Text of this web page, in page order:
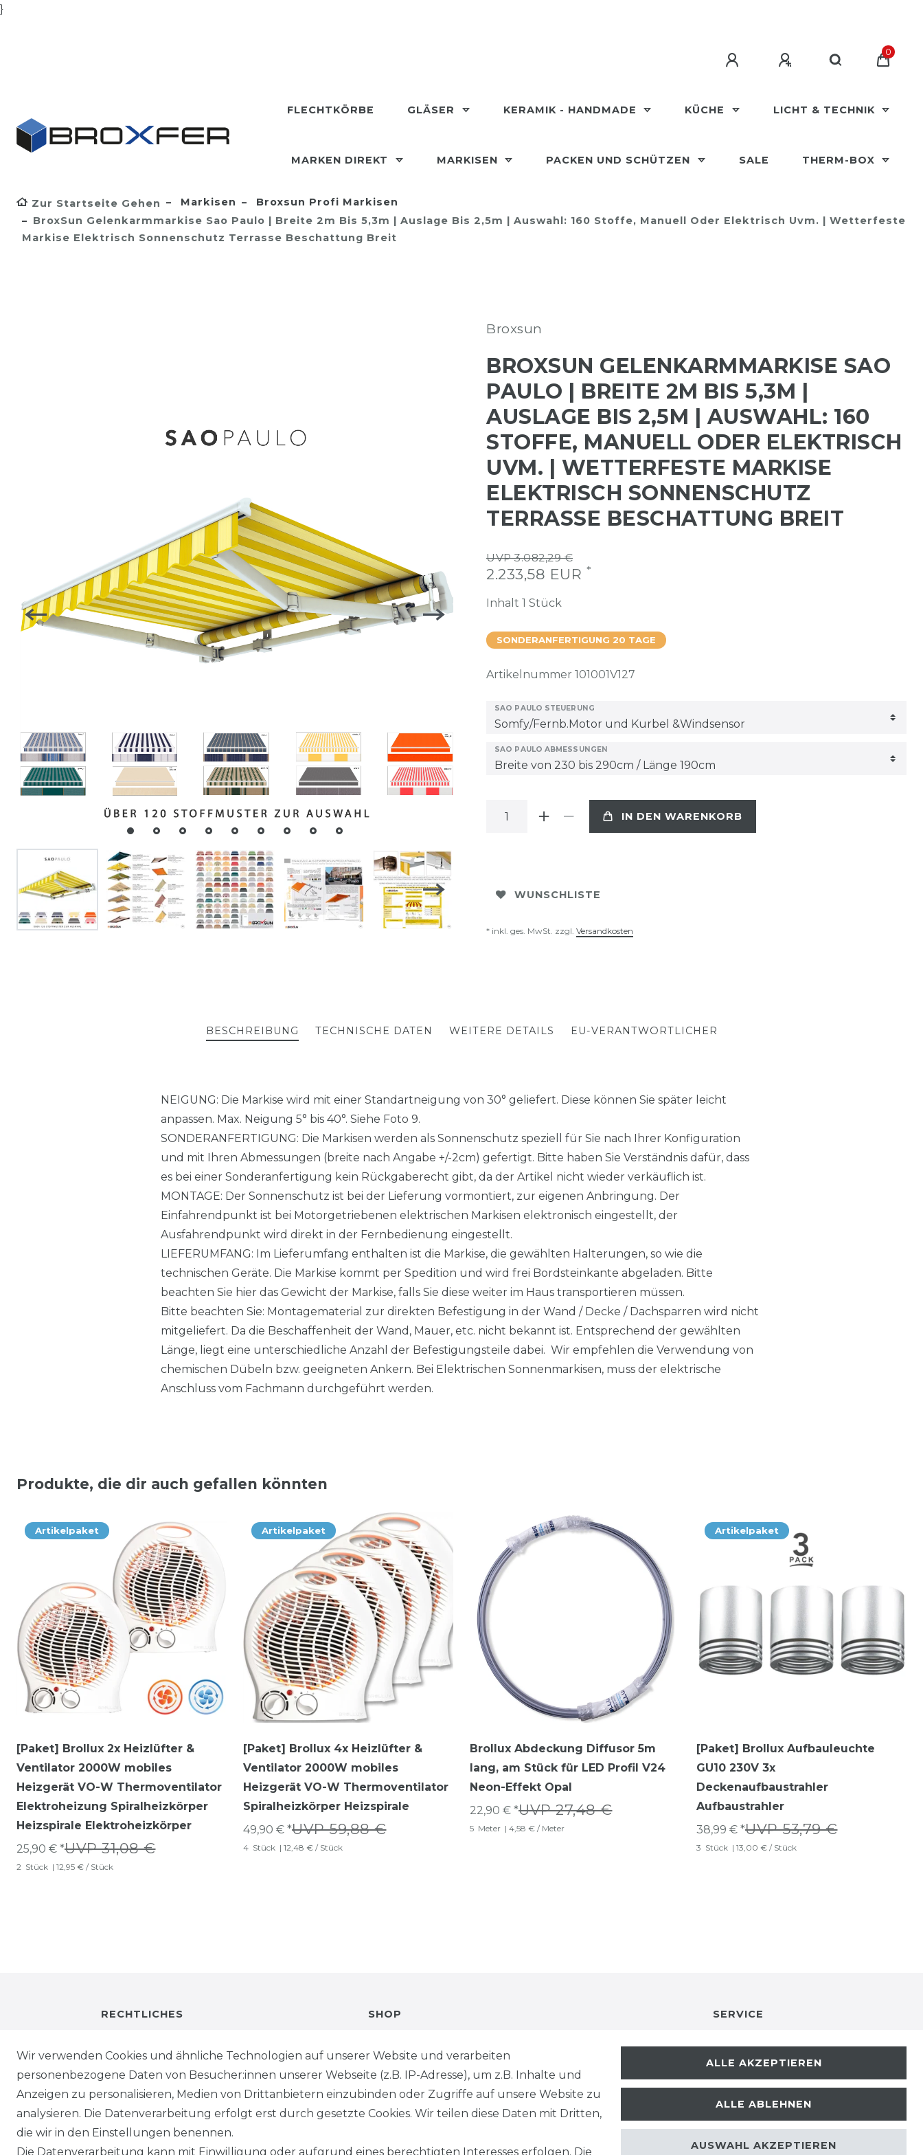
}
0
FLECHTKÖRBE GLÄSER KERAMIK - HANDMADE KÜCHE LICHT & TECHNIK
MARKEN DIREKT MARKISEN PACKEN UND SCHÜTZEN SALE THERM-BOX
Zur Startseite Gehen Markisen
Broxsun Profi Markisen
BroxSun Gelenkarmmarkise Sao Paulo | Breite 2m Bis 5,3m | Auslage Bis 2,5m | Auswahl: 160 Stoffe, Manuell Oder Elektrisch Uvm. | Wetterfeste
Markise Elektrisch Sonnenschutz Terrasse Beschattung Breit
Broxsun
BROXSUN GELENKARMMARKISE SAO
PAULO | BREITE 2M BIS 5,3M |
AUSLAGE BIS 2,5M | AUSWAHL: 160
STOFFE, MANUELL ODER ELEKTRISCH
UVM. | WETTERFESTE MARKISE
ELEKTRISCH SONNENSCHUTZ
TERRASSE BESCHATTUNG BREIT
UVP 3.082,29 €
2.233,58 EUR *
Inhalt 1 Stück
SONDERANFERTIGUNG 20 TAGE
Artikelnummer 101001V127
SAO PAULO STEUERUNG
SAO PAULO ABMESSUNGEN
IN DEN WARENKORB
WUNSCHLISTE
* inkl. ges. MwSt. zzgl. Versandkosten
BESCHREIBUNG TECHNISCHE DATEN WEITERE DETAILS EU-VERANTWORTLICHER
NEIGUNG: Die Markise wird mit einer Standartneigung von 30° geliefert. Diese können Sie später leicht
anpassen. Max. Neigung 5° bis 40°. Siehe Foto 9.
SONDERANFERTIGUNG: Die Markisen werden als Sonnenschutz speziell für Sie nach Ihrer Konfiguration
und mit Ihren Abmessungen (breite nach Angabe +/-2cm) gefertigt. Bitte haben Sie Verständnis dafür, dass
es bei einer Sonderanfertigung kein Rückgaberecht gibt, da der Artikel nicht wieder verkäuflich ist.
MONTAGE: Der Sonnenschutz ist bei der Lieferung vormontiert, zur eigenen Anbringung. Der
Einfahrendpunkt ist bei Motorgetriebenen elektrischen Markisen elektronisch eingestellt, der
Ausfahrendpunkt wird direkt in der Fernbedienung eingestellt.
LIEFERUMFANG: Im Lieferumfang enthalten ist die Markise, die gewählten Halterungen, so wie die
technischen Geräte. Die Markise kommt per Spedition und wird frei Bordsteinkante abgeladen. Bitte
beachten Sie hier das Gewicht der Markise, falls Sie diese weiter im Haus transportieren müssen.
Bitte beachten Sie: Montagematerial zur direkten Befestigung in der Wand / Decke / Dachsparren wird nicht
mitgeliefert. Da die Beschaffenheit der Wand, Mauer, etc. nicht bekannt ist. Entsprechend der gewählten
Länge, liegt eine unterschiedliche Anzahl der Befestigungsteile dabei. Wir empfehlen die Verwendung von
chemischen Dübeln bzw. geeigneten Ankern. Bei Elektrischen Sonnenmarkisen, muss der elektrische
Anschluss vom Fachmann durchgeführt werden.
Produkte, die dir auch gefallen könnten
Artikelpaket
[Paket] Brollux 2x Heizlüfter &
Ventilator 2000W mobiles
Heizgerät VO-W Thermoventilator
Elektroheizung Spiralheizkörper
Heizspirale Elektroheizkörper
UVP 31,08 €
25,90 € *
2 Stück | 12,95 € / Stück
Artikelpaket
[Paket] Brollux 4x Heizlüfter &
Ventilator 2000W mobiles
Heizgerät VO-W Thermoventilator
Spiralheizkörper Heizspirale
UVP 59,88 €
49,90 € *
4 Stück | 12,48 € / Stück
Brollux Abdeckung Diffusor 5m
lang, am Stück für LED Profil V24
Neon-Effekt Opal
UVP 27,48 €
22,90 € *
5 Meter | 4,58 € / Meter
Artikelpaket
[Paket] Brollux Aufbauleuchte
GU10 230V 3x
Deckenaufbaustrahler
Aufbaustrahler
UVP 53,79 €
38,99 € *
3 Stück | 13,00 € / Stück
RECHTLICHES
IMPRESSUM
DATENSCHUTZ
WIEDERRUFSRECHT
SHOP
VERSANDKOSTENINFORMATION
B2B
WUNSCHLISTE
SERVICE
RETOURENINFO
KONTAKT
ZAHLUNGSARTEN
Wir verwenden Cookies und ähnliche Technologien auf unserer Website und verarbeiten
personenbezogene Daten von Besucher:innen unserer Webseite (z.B. IP-Adresse), um z.B. Inhalte und
Anzeigen zu personalisieren, Medien von Drittanbietern einzubinden oder Zugriffe auf unsere Website zu
analysieren. Die Datenverarbeitung erfolgt erst durch gesetzte Cookies. Wir teilen diese Daten mit Dritten,
die wir in den Einstellungen benennen.
Die Datenverarbeitung kann mit Einwilligung oder aufgrund eines berechtigten Interesses erfolgen. Die
ALLE AKZEPTIEREN
ALLE ABLEHNEN
AUSWAHL AKZEPTIEREN